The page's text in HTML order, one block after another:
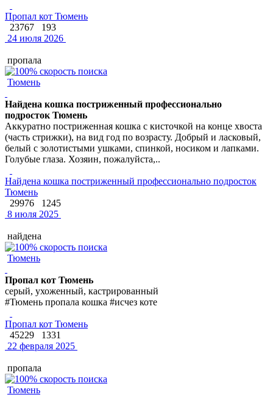
Пропал кот Тюмень
23767
193
24 июля 2026
пропала
Тюмень
Найдена кошка постриженный профессионально
подросток Тюмень
Аккуратно постриженная кошка с кисточкой на конце хвоста
(часть стрижки), на вид год по возрасту. Добрый и ласковый,
белый с золотистыми ушками, спинкой, носиком и лапками.
Голубые глаза. Хозяин, пожалуйста,..
Найдена кошка постриженный профессионально подросток
Тюмень
29976
1245
8 июля 2025
найдена
Тюмень
Пропал кот Тюмень
серый, ухоженный, кастрированный
#Тюмень пропала кошка #исчез коте
Пропал кот Тюмень
45229
1331
22 февраля 2025
пропала
Тюмень